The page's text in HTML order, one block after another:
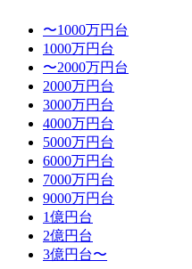
〜1000万円台
1000万円台
〜2000万円台
2000万円台
3000万円台
4000万円台
5000万円台
6000万円台
7000万円台
9000万円台
1億円台
2億円台
3億円台〜